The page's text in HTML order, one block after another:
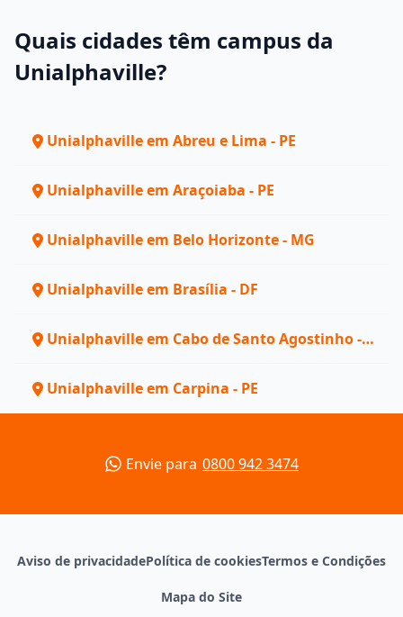
Quais cidades têm campus da
Unialphaville?
Unialphaville em Abreu e Lima - PE
Unialphaville em Araçoiaba - PE
Unialphaville em Belo Horizonte - MG
Unialphaville em Brasília - DF
Unialphaville em Cabo de Santo Agostinho -
Unialphaville em Carpina - PE
Envie para 0800 942 3474
Aviso de privacidadePolítica de cookiesTermos e Condições
Mapa do Site